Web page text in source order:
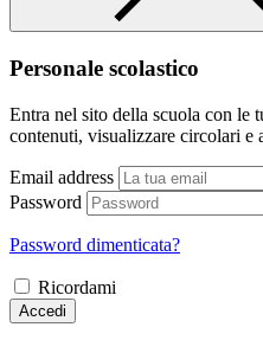
Personale scolastico
Entra nel sito della scuola con le
contenuti, visualizzare circolari e
Email address
Password
Password dimenticata?
Ricordami
Accedi